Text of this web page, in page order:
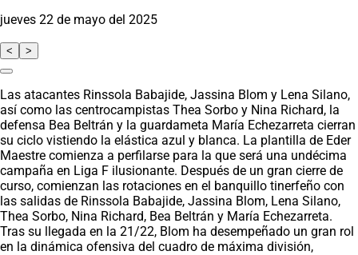
jueves 22 de mayo del 2025
< >
Las atacantes Rinssola Babajide, Jassina Blom y Lena Silano,
así como las centrocampistas Thea Sorbo y Nina Richard, la
defensa Bea Beltrán y la guardameta María Echezarreta cierran
su ciclo vistiendo la elástica azul y blanca. La plantilla de Eder
Maestre comienza a perfilarse para la que será una undécima
campaña en Liga F ilusionante. Después de un gran cierre de
curso, comienzan las rotaciones en el banquillo tinerfeño con
las salidas de Rinssola Babajide, Jassina Blom, Lena Silano,
Thea Sorbo, Nina Richard, Bea Beltrán y María Echezarreta.
Tras su llegada en la 21/22, Blom ha desempeñado un gran rol
en la dinámica ofensiva del cuadro de máxima división,